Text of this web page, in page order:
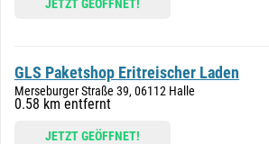
JETZT GEÖFFNET!
GLS Paketshop Eritreischer Laden
Merseburger Straße 39, 06112 Halle
0.58 km entfernt
JETZT GEÖFFNET!